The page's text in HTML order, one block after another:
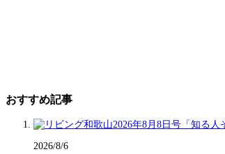
おすすめ記事
2026/8/6